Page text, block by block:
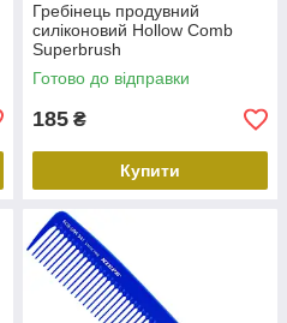
Гребінець продувний
силіконовий Hollow Comb
Superbrush
Готово до відправки
185 ₴
Купити